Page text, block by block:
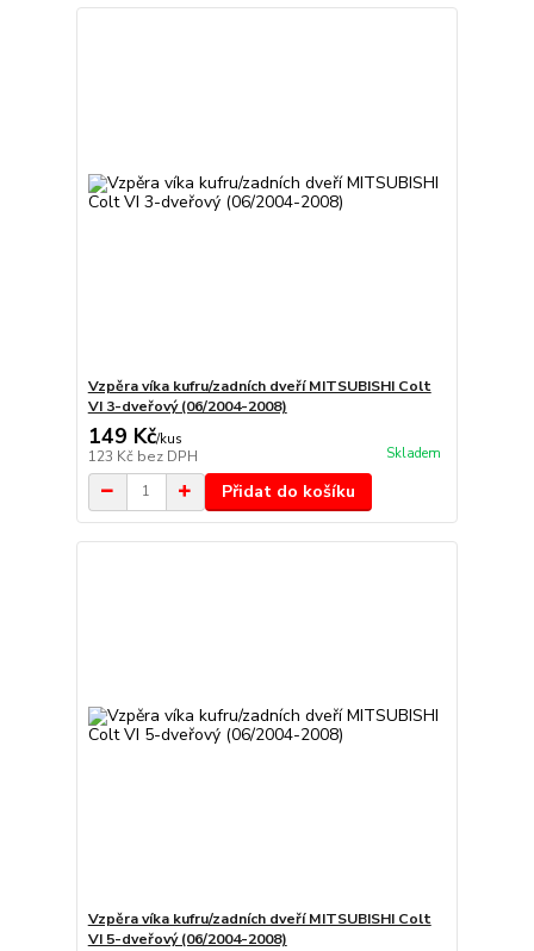
Vzpěra víka kufru/zadních dveří MITSUBISHI Colt
VI 3-dveřový (06/2004-2008)
149 Kč/kus
123 Kč bez DPH Skladem
Přidat do košíku
Vzpěra víka kufru/zadních dveří MITSUBISHI Colt
VI 5-dveřový (06/2004-2008)